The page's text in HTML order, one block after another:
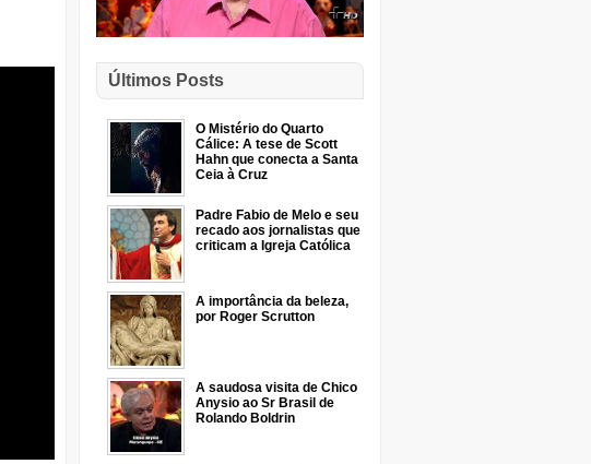
Últimos Posts
O Mistério do Quarto
Cálice: A tese de Scott
Hahn que conecta a Santa
Ceia à Cruz
Padre Fabio de Melo e seu
recado aos jornalistas que
criticam a Igreja Católica
A importância da beleza,
por Roger Scrutton
A saudosa visita de Chico
Anysio ao Sr Brasil de
Rolando Boldrin